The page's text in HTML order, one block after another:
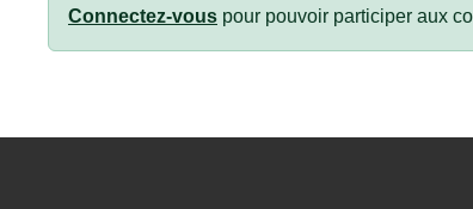
Connectez-vous pour pouvoir participer aux